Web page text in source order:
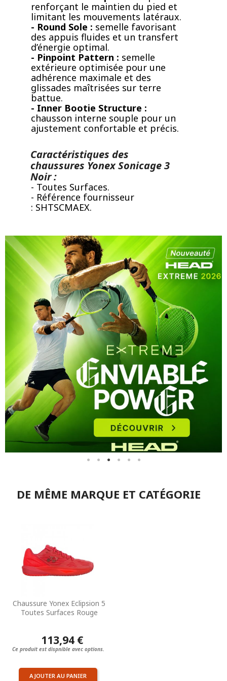
renforçant le maintien du pied et
limitant les mouvements latéraux.
- Round Sole : semelle favorisant
des appuis fluides et un transfert
d’énergie optimal.
- Pinpoint Pattern : semelle
extérieure optimisée pour une
adhérence maximale et des
glissades maîtrisées sur terre
battue.
- Inner Bootie Structure :
chausson interne souple pour un
ajustement confortable et précis.
Caractéristiques des
chaussures Yonex Sonicage 3
Noir :
- Toutes Surfaces.
- Référence fournisseur
: SHTSCMAEX.
DE MÊME MARQUE ET CATÉGORIE
Chaussure Yonex Eclipsion 5
Toutes Surfaces Rouge
113,94 €
Ce produit est dispnible avec options.
AJOUTER AU PANIER